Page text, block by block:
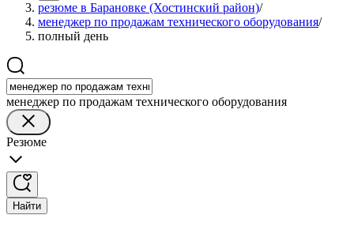
резюме в Барановке (Хостинский район)/
менеджер по продажам технического оборудования/
полный день
менеджер по продажам технического оборудования
Резюме
Найти